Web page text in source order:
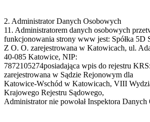
2. Administrator Danych Osobowych
11. Administratorem danych osobowych
funkcjonowania strony www jest: Spółka 5D
Z O. O. zarejestrowana w Katowicach, ul.
40-085 Katowice, NIP:
7872105274posiadająca wpis do rejestru
zarejestrowana w Sądzie Rejonowym dla
Katowice-Wschód w Katowicach, VIII
Krajowego Rejestru Sądowego,
Administrator nie powołał Inspektora